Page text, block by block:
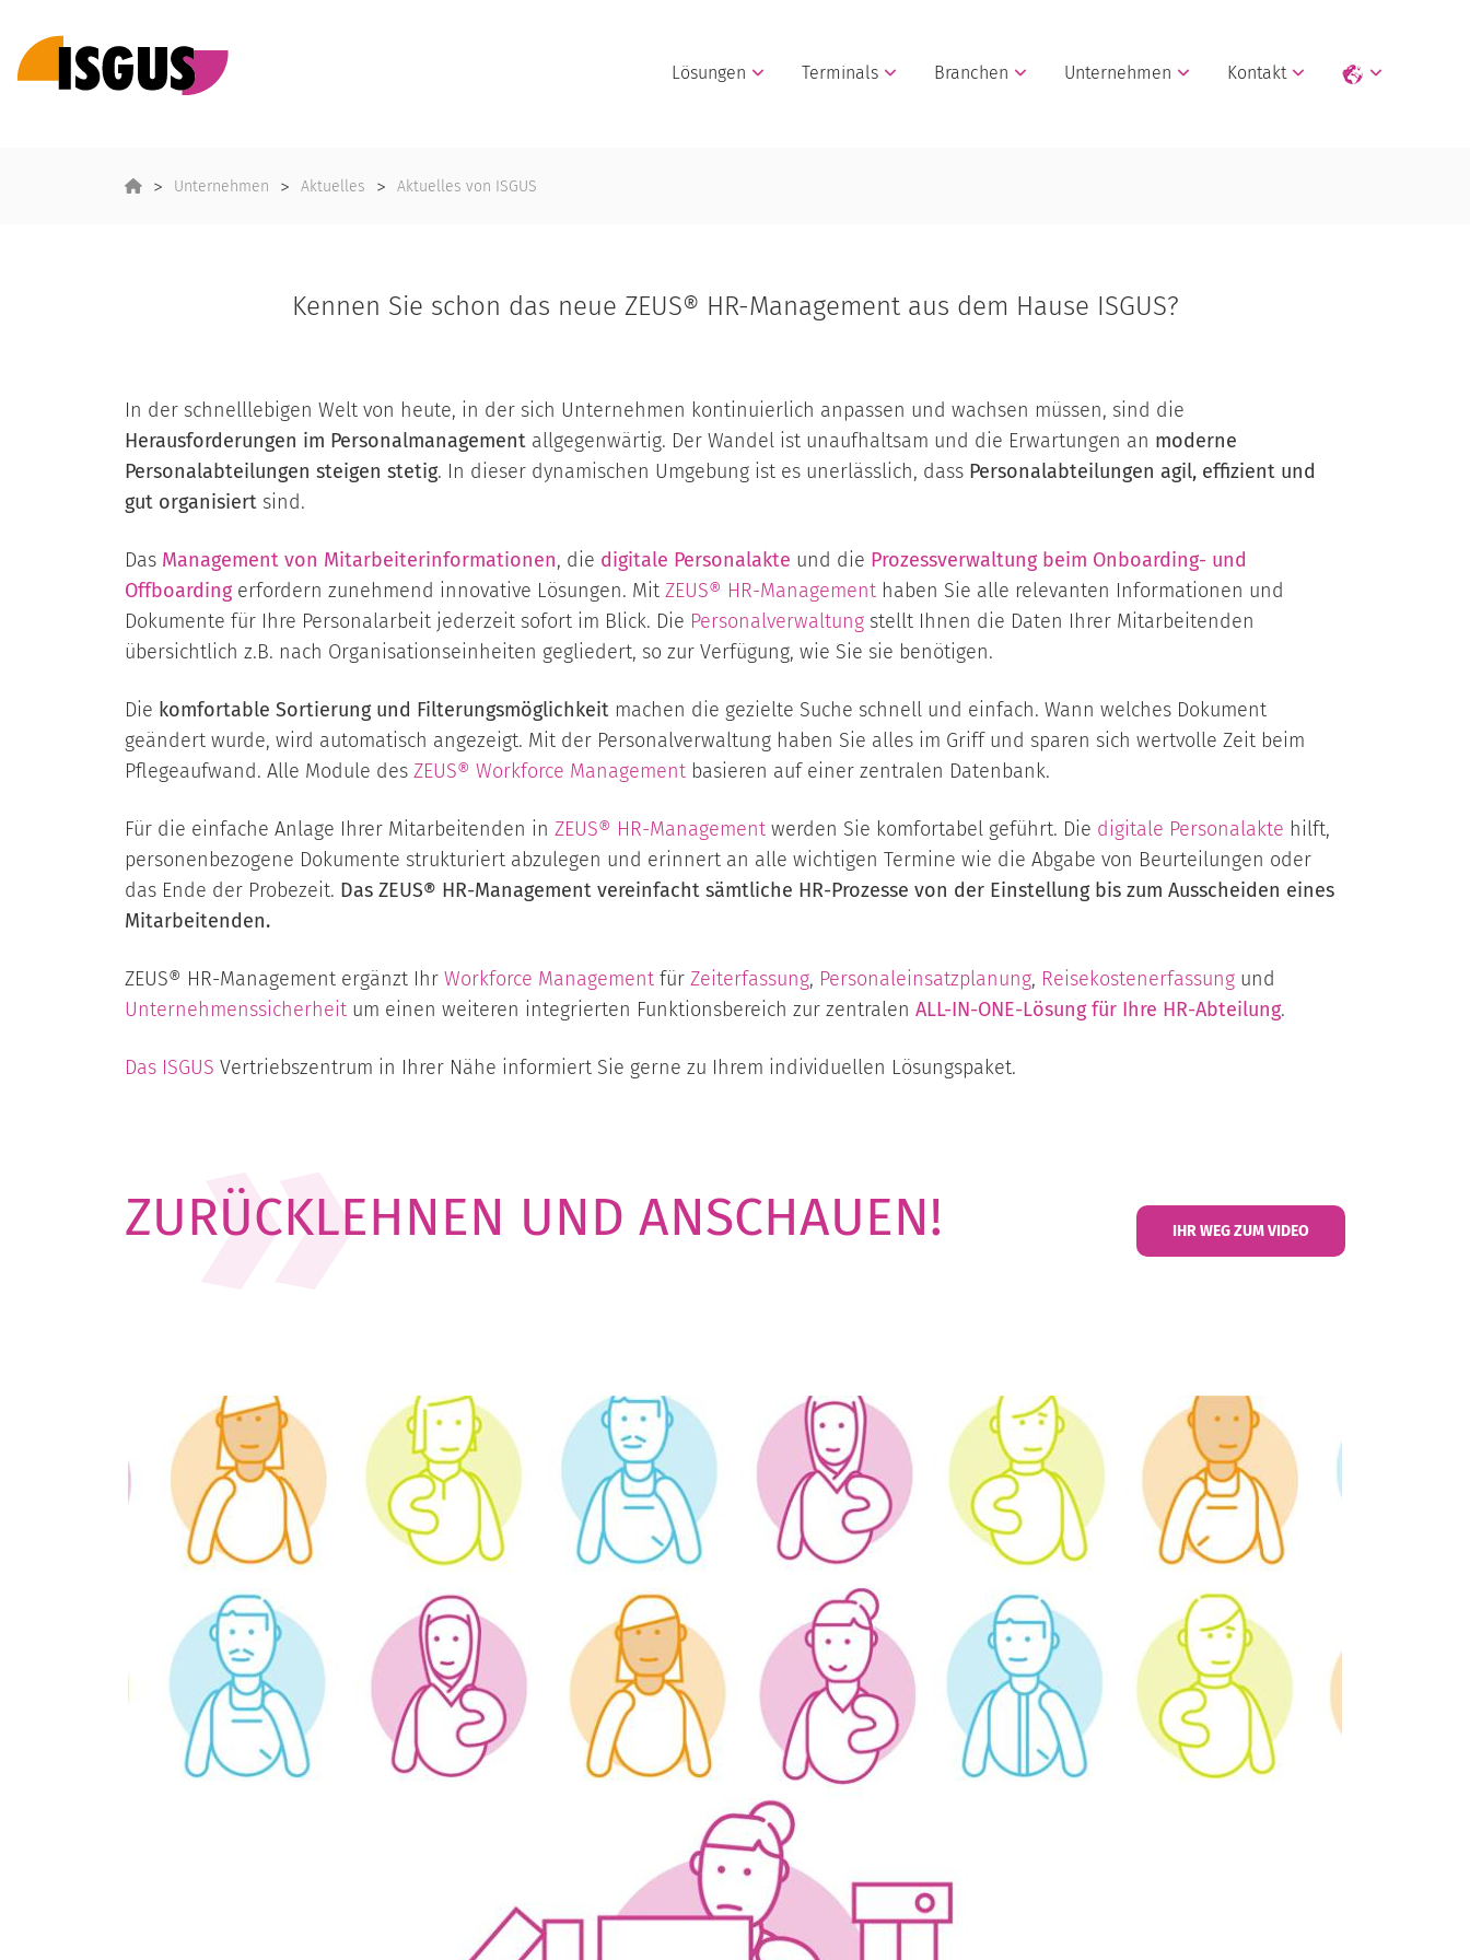
Lösungen Terminals Branchen Unternehmen Kontakt
Unternehmen Aktuelles Aktuelles von ISGUS
Kennen Sie schon das neue ZEUS® HR-Management aus dem Hause ISGUS?
In der schnelllebigen Welt von heute, in der sich Unternehmen kontinuierlich anpassen und wachsen müssen, sind die
Herausforderungen im Personalmanagement allgegenwärtig. Der Wandel ist unaufhaltsam und die Erwartungen an moderne
Personalabteilungen steigen stetig. In dieser dynamischen Umgebung ist es unerlässlich, dass Personalabteilungen agil, effizient und
gut organisiert sind.
Das Management von Mitarbeiterinformationen, die digitale Personalakte und die Prozessverwaltung beim Onboarding- und
Offboardingerfordern zunehmend innovative Lösungen. Mit ZEUS® HR-Management haben Sie alle relevanten Informationen und
Dokumente für Ihre Personalarbeit jederzeit sofort im Blick. Die Personalverwaltung stellt Ihnen die Daten Ihrer Mitarbeitenden
übersichtlich z.B. nach Organisationseinheiten gegliedert, so zur Verfügung, wie Sie sie benötigen.
Die komfortable Sortierung und Filterungsmöglichkeit machen die gezielte Suche schnell und einfach. Wann welches Dokument
geändert wurde, wird automatisch angezeigt. Mit der Personalverwaltung haben Sie alles im Griff und sparen sich wertvolle Zeit beim
Pflegeaufwand. Alle Module des ZEUS® Workforce Management basieren auf einer zentralen Datenbank.
Für die einfache Anlage Ihrer Mitarbeitenden in ZEUS® HR-Management werden Sie komfortabel geführt. Die digitale Personalakte hilft,
personenbezogene Dokumente strukturiert abzulegen und erinnert an alle wichtigen Termine wie die Abgabe von Beurteilungen oder
das Ende der Probezeit. Das ZEUS® HR-Management vereinfacht sämtliche HR-Prozesse von der Einstellung bis zum Ausscheiden eines
Mitarbeitenden.
ZEUS® HR-Management ergänzt Ihr Workforce Management für Zeiterfassung, Personaleinsatzplanung, Reisekostenerfassung und
Unternehmenssicherheit um einen weiteren integrierten Funktionsbereich zur zentralen ALL-IN-ONE-Lösung für Ihre HR-Abteilung.
Das ISGUS Vertriebszentrum in Ihrer Nähe informiert Sie gerne zu Ihrem individuellen Lösungspaket.
ZURÜCKLEHNEN UND ANSCHAUEN! IHR WEG ZUM VIDEO